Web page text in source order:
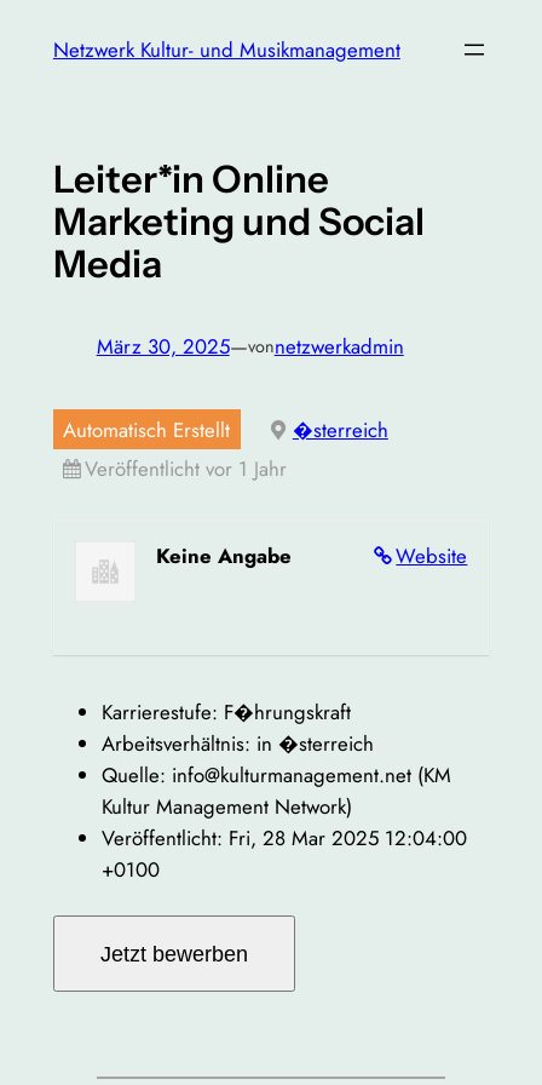
InhaltNetzwerk Kultur- und Musikmanagement
Leiter*in Online
Marketing und Social
Media
März 30, 2025—vonnetzwerkadmin
Automatisch Erstellt
�sterreich
Veröffentlicht vor 1 Jahr
Website
Keine Angabe
Karrierestufe: F�hrungskraft
Arbeitsverhältnis: in �sterreich
Quelle: info@kulturmanagement.net (KM
Kultur Management Network)
Veröffentlicht: Fri, 28 Mar 2025 12:04:00
+0100